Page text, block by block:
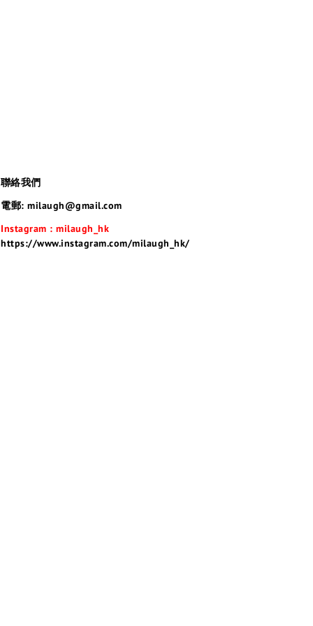
聯絡我們
電郵: milaugh@gmail.com
Instagram : milaugh_hk
https://www.instagram.com/milaugh_hk/